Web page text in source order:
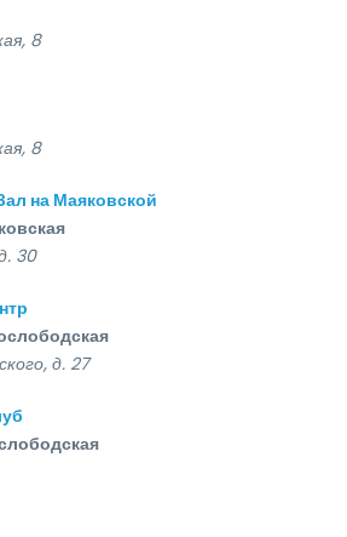
8
8
на Маяковской
30
д. 27